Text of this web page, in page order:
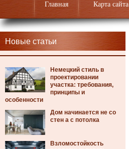
Главная Карта сайта
Новые статьи
Немецкий стиль в
проектировании
участка: требования,
принципы и
особенности
Дом начинается не со
стен а с потолка
Взломостойкость